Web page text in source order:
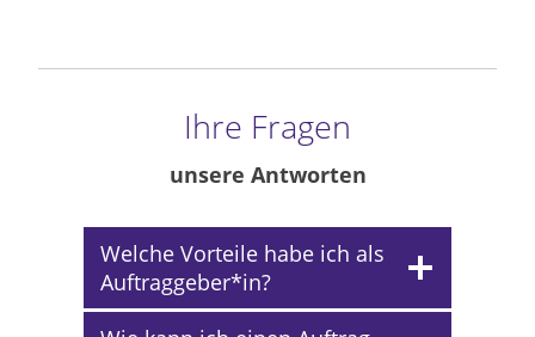
Ihre Fragen
unsere Antworten
Welche Vorteile habe ich als
Auftraggeber*in?